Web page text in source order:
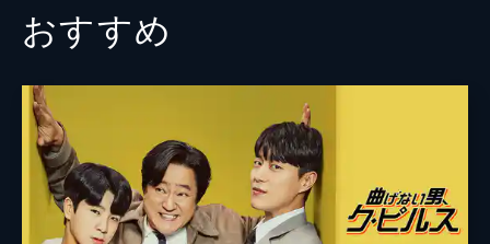
第７話 心の手紙
を見たオ中隊長は、ため息をついた後、決心
したかのようにうなずく。その日、第2中隊
では遊撃訓練を無事に終えた兵士たちをねぎ
らう会食が食堂で開かれることに。
31分
第８話 不条理
会食の翌朝、第2中隊には昨夜の和やかな雰
おすすめ